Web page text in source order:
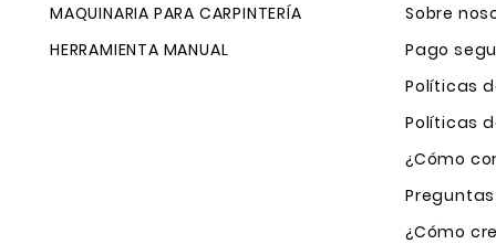
MAQUINARIA PARA CARPINTERÍA
HERRAMIENTA MANUAL
Sobre
Pago
Políticas
Políticas
¿Cómo
¿Cómo